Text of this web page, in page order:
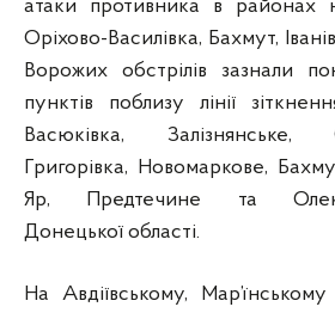
атаки противника в районах
Оріхово-Василівка, Бахмут,
Ворожих обстрілів зазнали
пунктів поблизу лінії
Васюківка, Залізнянське,
Григорівка, Новомаркове,
Яр, Предтечине та
Донецької області.
На Авдіївському,